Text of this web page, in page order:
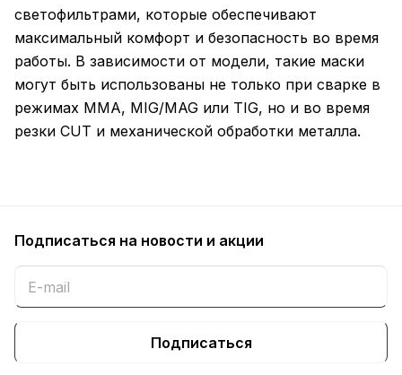
светофильтрами, которые обеспечивают
максимальный комфорт и безопасность во время
работы. В зависимости от модели, такие маски
могут быть использованы не только при сварке в
режимах MMA, MIG/MAG или TIG, но и во время
резки CUT и механической обработки металла.
Подписаться на новости и акции
Подписаться